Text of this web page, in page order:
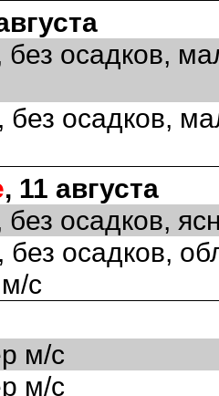
осадков,
осадков,
, 11 августа
осадков,
осадков,
с
м/с
м/с